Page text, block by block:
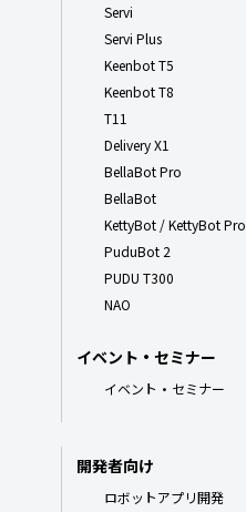
Servi
Servi Plus
Keenbot T5
Keenbot T8
T11
Delivery X1
BellaBot Pro
BellaBot
KettyBot / KettyBot Pro
PuduBot 2
PUDU T300
NAO
イベント・セミナー
イベント・セミナー
開発者向け
ロボットアプリ開発